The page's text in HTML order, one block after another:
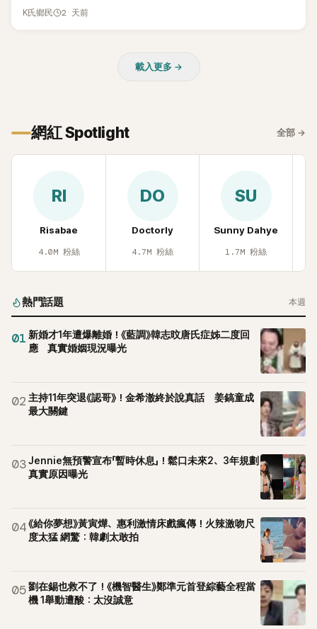
出中搶先公開新歌，引發粉絲高度期待。不過，她近日受訪時
K氏鄉民 2 天前
載入更多 →
網紅 Spotlight 全部 →
RI
Risabae
4.0M 粉絲
DO
Doctorly
4.7M 粉絲
SU
Sunny Dahye
1.7M 粉絲
熱門話題 本週
01 新婚才1年遭爆離婚！《藍調》韓志旼唐氏症姊二度回
應 真實婚姻現況曝光
02 主持11年突退《認哥》！金希澈終於說真話 姜鎬童成
最大關鍵
03Jennie無預警宣布「暫時休息」！鬆口未來2、3年規劃
真實原因曝光
04《給你夢想》黃寅燁、惠利激情床戲瘋傳！火辣激吻尺
度太猛 網驚：韓劇太敢拍
05劉在錫也救不了！《機智醫生》鄭準元首登綜藝全程當
機 1舉動遭酸：太沒誠意